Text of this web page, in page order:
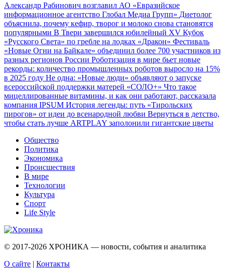
Александр Рабинович возглавил АО «Евразийское
информационное агентство Глобал Медиа Групп» Диетолог
объяснила, почему кефир, творог и молоко снова становятся
популярными В Твери завершился юбилейный XV Кубок
«Русского Света» по гребле на лодках «Дракон» Фестиваль
«Новые Огни на Байкале» объединил более 700 участников из
разных регионов России Роботизация в мире бьет новые
рекорды: количество промышленных роботов выросло на 15%
в 2025 году Не одна: «Новые люди» объявляют о запуске
всероссийской поддержки матерей «СОЛО+» Что такое
мицеллированные витамины, и как они работают, рассказала
компания IPSUM История легенды: путь «Тирольских
пирогов» от идеи до всенародной любви Вернуться в детство,
чтобы стать лучше ARTPLAY заполонили гигантские цветы
Общество
Политика
Экономика
Происшествия
В мире
Технологии
Культура
Спорт
Life Style
© 2017-2026 ХРОНИКА — новости, события и аналитика
О сайте | Контакты